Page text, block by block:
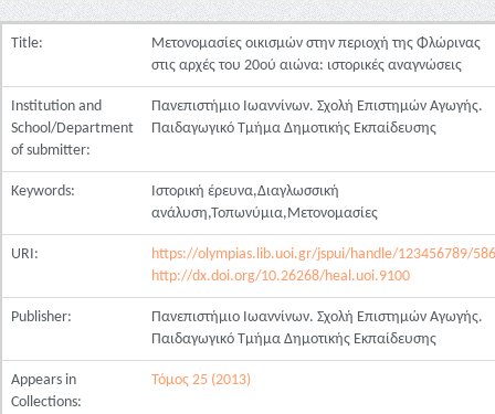
Title:
Μετονομασίες οικισμών στην περιοχή της Φλώρινας
στις αρχές του 20ού αιώνα: ιστορικές αναγνώσεις
Institution and
School/Department
of submitter:
Πανεπιστήμιο Ιωαννίνων. Σχολή Επιστημών Αγωγής.
Παιδαγωγικό Τμήμα Δημοτικής Εκπαίδευσης
Keywords:
Ιστορική έρευνα,Διαγλωσσική
ανάλυση,Τοπωνύμια,Μετονομασίες
URI:
https://olympias.lib.uoi.gr/jspui/handle/123456789/
http://dx.doi.org/10.26268/heal.uoi.9100
Publisher:
Πανεπιστήμιο Ιωαννίνων. Σχολή Επιστημών Αγωγής.
Παιδαγωγικό Τμήμα Δημοτικής Εκπαίδευσης
Appears in
Collections:
Τόμος 25 (2013)